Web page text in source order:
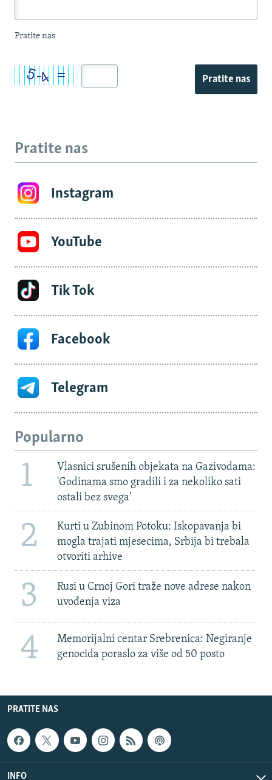
Pratite nas
Pratite nas
Pratite nas
Instagram
YouTube
Tik Tok
Facebook
Telegram
Popularno
1
Vlasnici srušenih objekata na Gazivodama:
'Godinama smo gradili i za nekoliko sati
ostali bez svega'
2
Kurti u Zubinom Potoku: Iskopavanja bi
mogla trajati mjesecima, Srbija bi trebala
otvoriti arhive
3
Rusi u Crnoj Gori traže nove adrese nakon
uvođenja viza
4
Memorijalni centar Srebrenica: Negiranje
genocida poraslo za više od 50 posto
PRATITE NAS
INFO